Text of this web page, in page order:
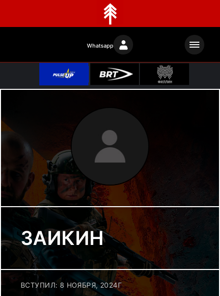
Whatsapp
ЗАИКИН
ВСТУПИЛ: 8 НОЯБРЯ, 2024Г